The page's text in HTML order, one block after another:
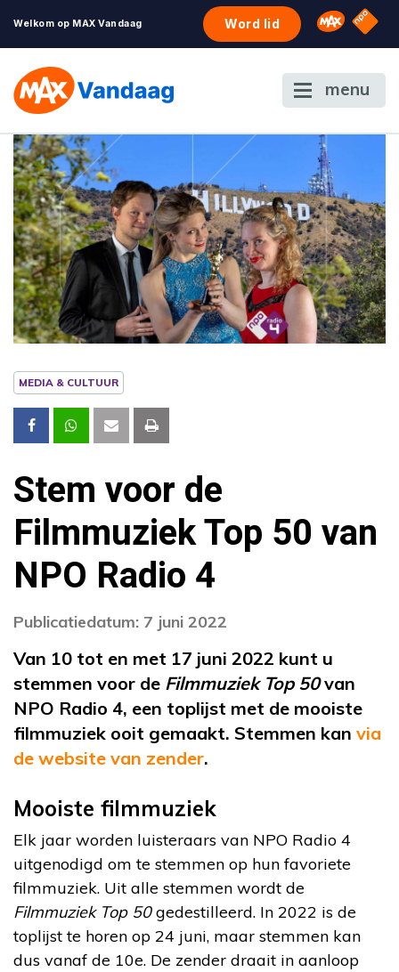
Welkom op MAX Vandaag Word lid Omroep
NPO
menu
MEDIA & CULTUUR
Stem voor de
Filmmuziek Top 50 van
NPO Radio 4
Publicatiedatum: 7 juni 2022
Van 10 tot en met 17 juni 2022 kunt u
stemmen voor de Filmmuziek Top 50van
NPO Radio 4, een toplijst met de mooiste
filmmuziek ooit gemaakt. Stemmen kan via
de website van zender.
Mooiste filmmuziek
Elk jaar worden luisteraars van NPO Radio 4
uitgenodigd om te stemmen op hun favoriete
filmmuziek. Uit alle stemmen wordt de
Filmmuziek Top 50gedestilleerd. In 2022 is de
toplijst te horen op 24 juni, maar stemmen kan
dus vanaf de 10e. De zender draait in aanloop